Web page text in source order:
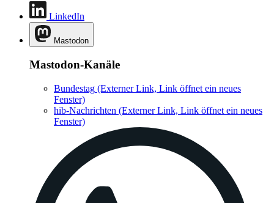
LinkedIn
Mastodon
Mastodon-Kanäle
Bundestag (Externer Link, Link öffnet ein neues
Fenster)
hib-Nachrichten (Externer Link, Link öffnet ein neues
Fenster)